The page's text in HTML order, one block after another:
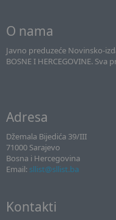
O nama
Javno preduzeće Novinsko-
BOSNE I HERCEGOVINE. Sva
Adresa
Džemala Bijedića 39/III
71000 Sarajevo
Bosna i Hercegovina
Email: sllist@sllist.ba
Kontakti